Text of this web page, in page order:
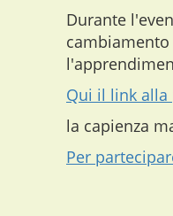
Durante
Qui il link
la capienza
Per